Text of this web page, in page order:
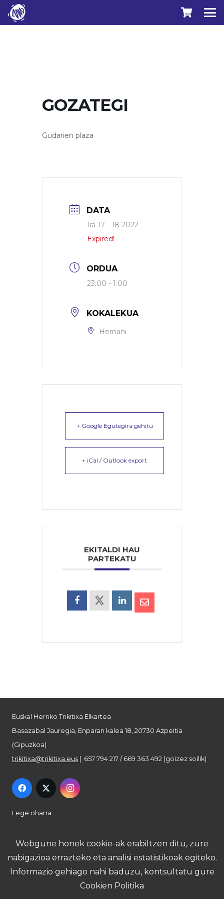
GOZATEGI
Gudarien plaza
DATA
Ira 17 - 18 2022
Expired!
ORDUA
23:00 - 1:00
KOKALEKUA
Hernani
+ Google Egutegira gehitu
+ iCal / Outlook export
EKITALDI HAU
PARTEKATU
Euskal Herriko Trikitixa Elkartea
Basazabal Jauregia, Enparan kalea 18, 20730 Azpeitia
(Gipuzkoa)
trikitixa@trikitixa.eus | 657 794 217 / 669 363 492 (goizez soilik)
Lege oharra
Pribatutasun politika
Webgune honek cookie-ak erabiltzen ditu, zure
nabigazioa errazteko eta analisi estatistikoak egiteko.
Informazio gehiago nahi baduzu, kontsultatu gure
Cookien Politika